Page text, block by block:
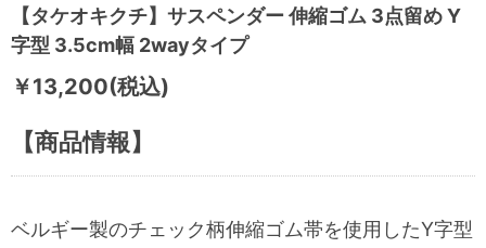
【タケオキクチ】サスペンダー 伸縮ゴム 3点留め Y
字型 3.5cm幅 2wayタイプ
￥13,200(税込)
【商品情報】
ベルギー製のチェック柄伸縮ゴム帯を使用したY字型